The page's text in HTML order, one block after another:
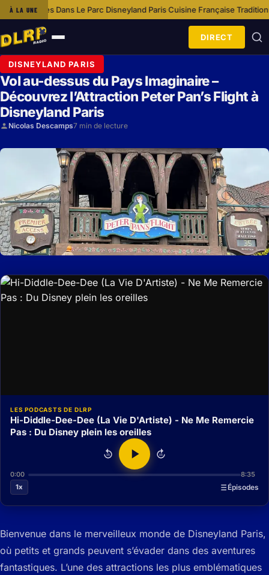
À LA UNE
Le Parc Disneyland Paris Cuisine Française Traditionnelle À
Ouvrir
le
menu
DIRECT
DISNEYLAND PARIS
Vol au-dessus du Pays Imaginaire –
Découvrez l’Attraction Peter Pan’s Flight à
Disneyland Paris
Nicolas Descamps7 min de lecture
LES PODCASTS DE DLRP
Hi-Diddle-Dee-Dee (La Vie D'Artiste) - Ne Me Remercie
Pas : Du Disney plein les oreilles
15 15
0:00
8:35
1x
Épisodes
Bienvenue dans le merveilleux monde de Disneyland Paris,
où petits et grands peuvent s’évader dans des aventures
fantastiques. L’une des attractions les plus emblématiques